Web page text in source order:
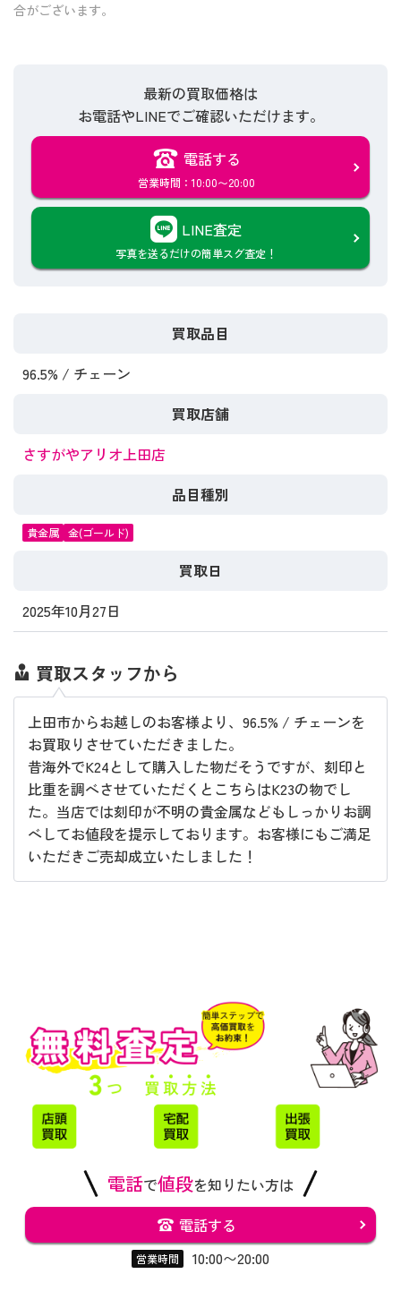
合がございます。
最新の買取価格は
お電話やLINEでご確認いただけます。
電話する
営業時間：10:00〜20:00
LINE査定
写真を送るだけの簡単スグ査定！
買取品目
96.5% / チェーン
買取店舗
さすがやアリオ上田店
品目種別
貴金属 金(ゴールド)
買取日
2025年10月27日
買取スタッフから
上田市からお越しのお客様より、96.5% / チェーンを
お買取りさせていただきました。
昔海外でK24として購入した物だそうですが、刻印と
比重を調べさせていただくとこちらはK23の物でし
た。当店では刻印が不明の貴金属などもしっかりお調
べしてお値段を提示しております。お客様にもご満足
いただきご売却成立いたしました！
電話で値段を知りたい方は
電話する
営業時間 10:00〜20:00